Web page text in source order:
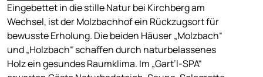
Eingebettet in die stille Natur bei Kirchberg am
Wechsel, ist der Molzbachhof ein Rückzugsort für
bewusste Erholung. Die beiden Häuser „Molzbach“
und „Holzbach“ schaffen durch naturbelassenes
Holz ein gesundes Raumklima. Im „Gart’l-SPA“